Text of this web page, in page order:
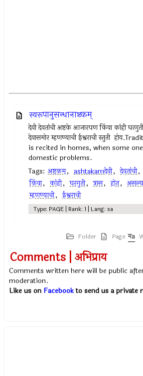
स्वरूपानुसन्धानाष्टकम्
देवी देवतांची अष्टके आजारपण किंवा कांही
देवासमोर म्हणण्याची ईश्वराची स्तुती
is recited in homes, when some
domestic problems.
Tags: अष्टकम्‌, ashtakamदेवी, देवतांची,
किंवा, कांही, घरगुती, त्रास, होत,
म्हणण्याची, ईश्वराची
Type: PAGE | Rank: 1 | Lang: sa
Folder Page
Comments | अभिप्राय
Comments written here will be public
moderation.
Like us on Facebookto send us a private